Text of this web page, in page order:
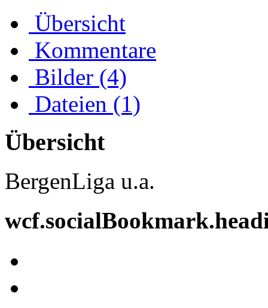
Übersicht
Kommentare
Bilder (4)
Dateien (1)
Übersicht
BergenLiga u.a.